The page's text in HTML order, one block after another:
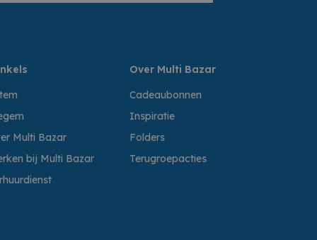
Multi Bazar
bij Multi Bazar
Over Multi Bazar
Cadeaubonnen
Inspiratie
Folders
Terugroepacties